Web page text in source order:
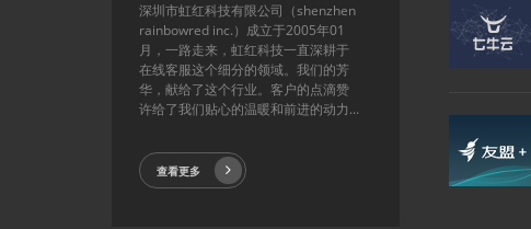
深圳市虹红科技有限公司（shenzhen
rainbowred inc.）成立于2005年01
月，一路走来，虹红科技一直深耕于
在线客服这个细分的领域。我们的芳
华，献给了这个行业。客户的点滴赞
许给了我们贴心的温暖和前进的动力...
查看更多